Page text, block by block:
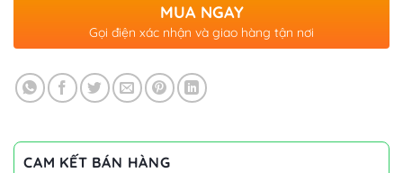
MUA NGAY
Gọi điện xác nhận và giao hàng tận nơi
CAM KẾT BÁN HÀNG